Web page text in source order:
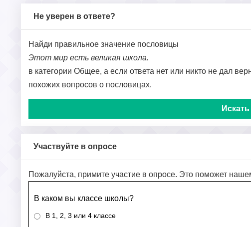
Не уверен в ответе?
Найди правильное значение пословицы
Этот мир есть великая школа.
в категории Общее, а если ответа нет или никто не дал
похожих вопросов о пословицах.
Участвуйте в опросе
Пожалуйста, примите участие в опросе. Это поможет
В каком вы классе школы?
В 1, 2, 3 или 4 классе